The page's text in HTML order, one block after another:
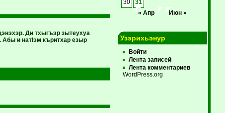
Ди тхыгъэр зытеухуа
и натIэм къритхар езыр
30
31
« Апр
Июн »
Узэрихьэнур
Войти
Лента записей
Лента комментариев
WordPress.org